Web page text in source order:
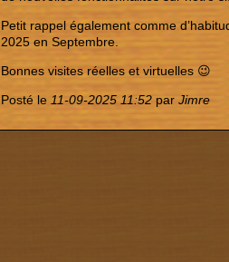
Petit rappel également comme
2025 en Septembre.
Bonnes visites réelles et virtuelles 😉
Posté le 11-09-2025 11:52 par Jimre